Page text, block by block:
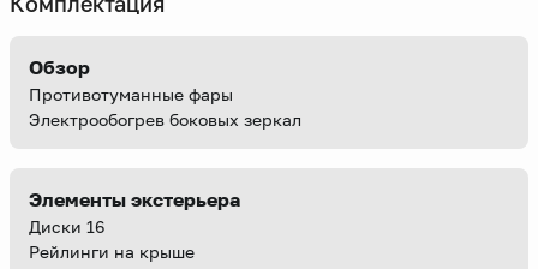
Обзор
Противотуманные фары
Электрообогрев боковых зеркал
Элементы экстерьера
Диски 16
Рейлинги на крыше